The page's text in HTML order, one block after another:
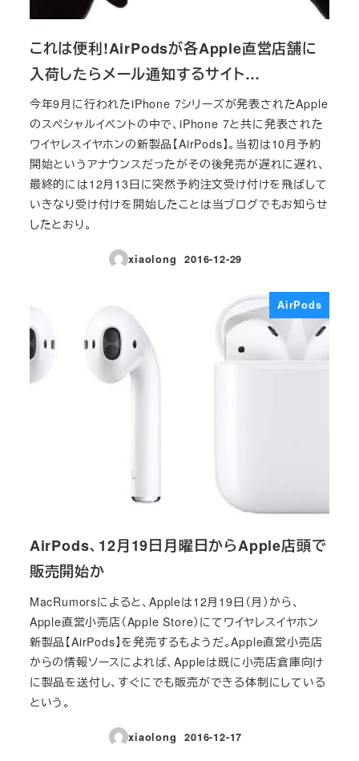
これは便利!AirPodsが各Apple直営店舗に
入荷したらメール通知するサイト…
今年9月に行われたiPhone 7シリーズが発表されたApple
のスペシャルイベントの中で、iPhone 7と共に発表された
ワイヤレスイヤホンの新製品【AirPods】。当初は10月予約
開始というアナウンスだったがその後発売が遅れに遅れ、
最終的には12月13日に突然予約注文受け付けを飛ばして
いきなり受け付けを開始したことは当ブログでもお知らせ
したとおり。
xiaolong
投稿日
2016-12-29
AirPods
AirPods、12月19日月曜日からApple店頭で
販売開始か
MacRumorsによると、Appleは12月19日（月）から、
Apple直営小売店（Apple Store）にてワイヤレスイヤホン
新製品【AirPods】を発売するもようだ。Apple直営小売店
からの情報ソースによれば、Appleは既に小売店倉庫向け
に製品を送付し、すぐにでも販売ができる体制にしている
という。
xiaolong
投稿日
2016-12-17